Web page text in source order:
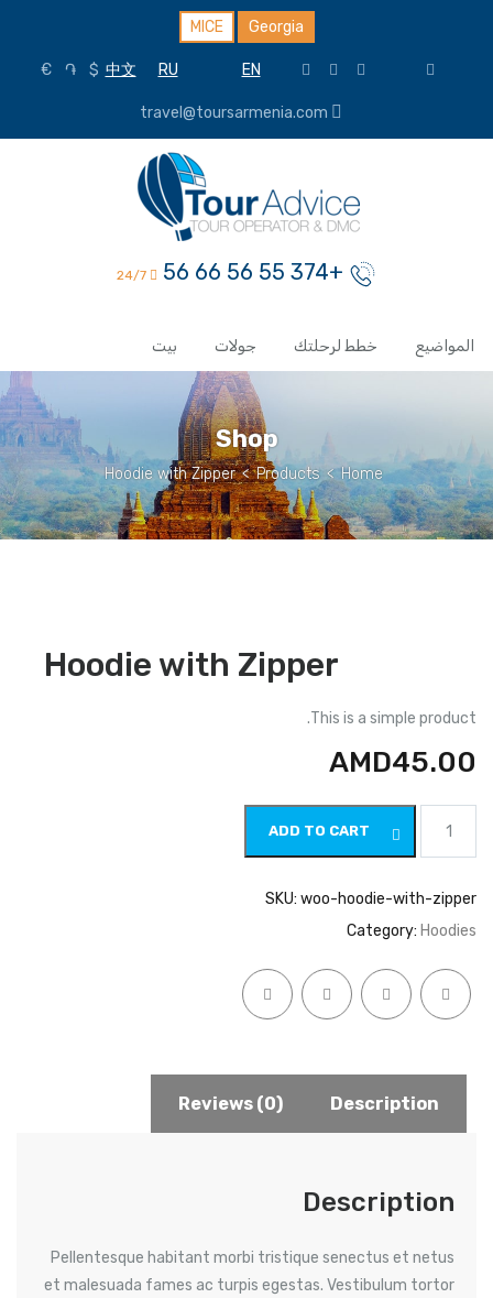
MICE Georgia
EN
RU
中文
$
֏
€
+374 55 56 66 56
بيت جولات خطط لرحلتك المواضيع
Shop
Home
>
Products
>
Hoodie with Zipper
Hoodie with Zipper
This is a simple product.
AMD45.00
with
Zipper
ADD TO CART
SKU: woo-hoodie-with-zipper
Category: Hoodies
Description
Reviews (0)
Description
Pellentesque habitant morbi tristique senectus et netus
et malesuada fames ac turpis egestas. Vestibulum tortor